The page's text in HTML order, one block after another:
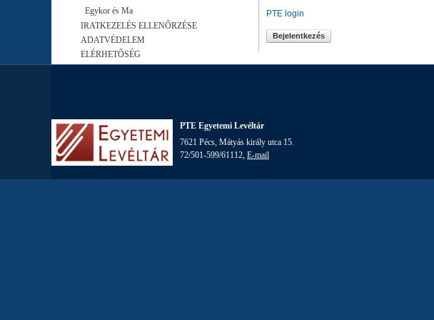
Egykor és Ma
IRATKEZELÉS ELLENŐRZÉSE
ADATVÉDELEM
ELÉRHETŐSÉG
PTE login
PTE Egyetemi Levéltár
7621 Pécs, Mátyás király utca 15.
72/501-599/61112, E-mail